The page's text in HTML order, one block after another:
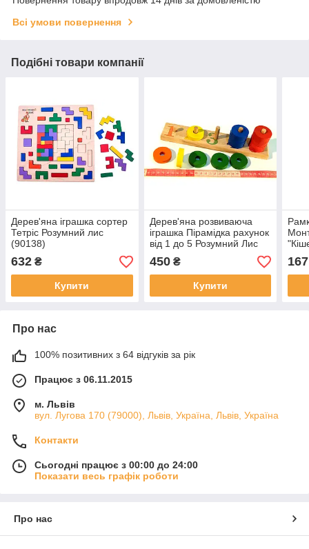
Всі умови повернення
Подібні товари компанії
Дерев'яна іграшка сортер
Тетріс Розумний лис
(90138)
632 ₴
Купити
Дерев'яна розвиваюча
іграшка Пірамідка рахунок
від 1 до 5 Розумний Лис
(90002)
450₴
Купити
167
Про нас
100% позитивних з 64 відгуків за рік
Працює з 06.11.2015
м. Львів
вул. Лугова 170 (79000), Львів, Україна, Львів, Україна
Контакти
Сьогодні працює з 00:00 до 24:00
Показати весь графік роботи
Про нас